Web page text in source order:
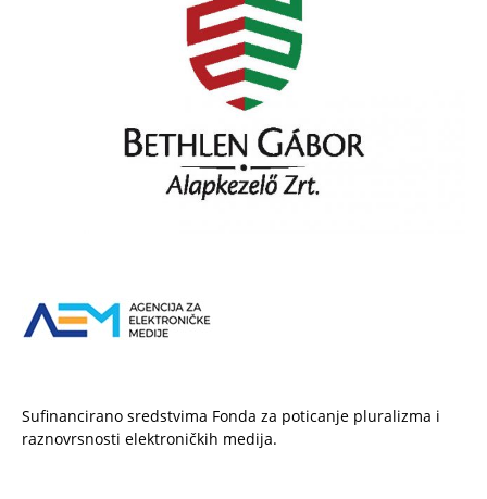
Sufinancirano sredstvima Fonda za poticanje pluralizma i
raznovrsnosti elektroničkih medija.